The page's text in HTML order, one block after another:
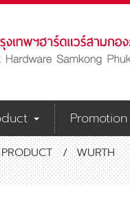
Promotion
/ WURTH